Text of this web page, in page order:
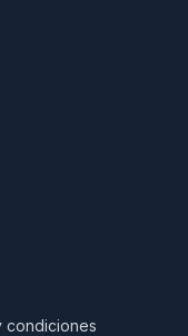
condiciones